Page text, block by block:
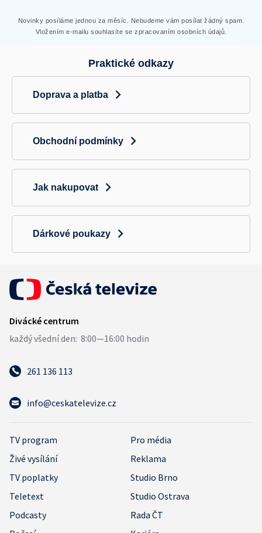
Novinky posíláme jednou za měsíc. Nebudeme vám posílat žádný spam.
Vložením e-mailu souhlasíte se zpracovaním osobních údajů.
Praktické odkazy
Doprava a platba
Obchodní podmínky
Jak nakupovat
Dárkové poukazy
261 136 113
info@ceskatelevize.cz
TV program
Pro média
Živé vysílání
Reklama
TV poplatky
Studio Brno
Teletext
Studio Ostrava
Podcasty
Rada ČT